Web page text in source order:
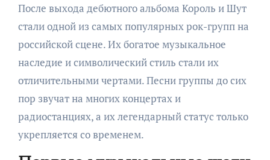
После выхода дебютного альбома Король и Шут
стали одной из самых популярных рок-групп на
российской сцене. Их богатое музыкальное
наследие и символический стиль стали их
отличительными чертами. Песни группы до сих
пор звучат на многих концертах и
радиостанциях, а их легендарный статус только
укрепляется со временем.